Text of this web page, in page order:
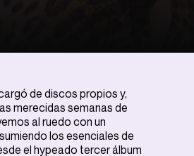
de discos propios y,
merecidas semanas de
al ruedo con un
los esenciales de
el hypeado tercer álbum